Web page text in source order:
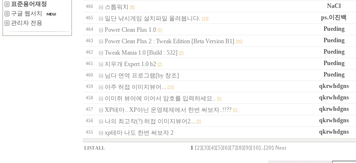
표준용어재정
구글 웹서치
관리자 전용
466 스톱워치 [9] NaCl
465 일단 낚시게임 설치파일 올려봅니다. [13] ps.이진백
464 Power Clean Plus 1.0 [1] Pueding
463 Power Clean Plus 2 : Tweak Edition [Beta Version B1] [16] Pueding
462 Tweak Mania 1.0 [Build : 532] [2] Pueding
461 지우개 Expert 1.0 b2 [2] Pueding
460 님다 면역 프로그램[by 창조] Pueding
459 아주 허접 이미지뷰어... [13] qkrwhdgns
458 이미쥐 뷰어에 이어서 암호를 입력하세요.. [5] qkrwhdgns
457 XP테마.. XP아닌 운영체제에서 한번 써보자..!!?? [5] qkrwhdgns
456 나의 최고작(?) 허접 이미지뷰어2... [2] qkrwhdgns
455 xp테마 나도 한번 써보자 2 qkrwhdgns
LIST ALL 1 [2] [3] [4] [5] [6] [7] [8] [9] [10] [20] Next